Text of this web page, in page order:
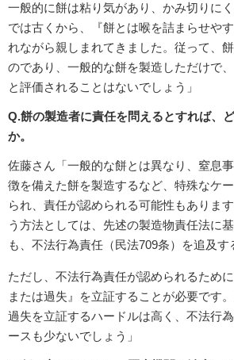
一般的に餅は粘り気があり、かみ切りに
では古くから、『餅とは喉を詰まらせや
れながら親しまれてきました。従って、
のであり、一般的な餅を製造しただけで、
と評価されることはないでしょう」
Q.餅の製造者に責任を問えるとすれば、
か。
佐藤さん「一般的な餅とは異なり、窒息
徴を備えた餅を製造するなど、特殊なケ
られ、責任が認められる可能性もありま
う方法としては、先述の製造物責任法に
も、不法行為責任（民法709条）を追及す
ただし、不法行為責任が認められるため
または過失』を立証することが必要です
過失を立証するハードルは高く、不法行
ースも少ないでしょう」